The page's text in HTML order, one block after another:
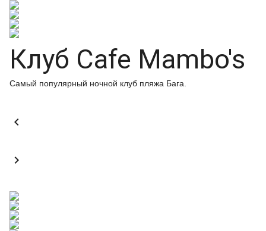
Клуб Cafe Mambo's
Самый популярный ночной клуб пляжа Бага.

